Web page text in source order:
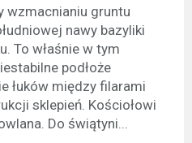
wzmacnianiu gruntu
nawy bazyliki
To właśnie w tym
podłoże
łuków między filarami
sklepień. Kościołowi
Do świątyni...